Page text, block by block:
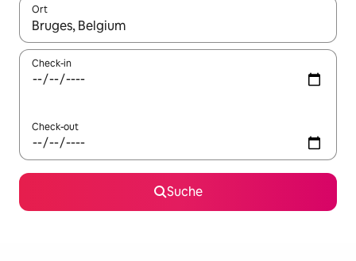
Ort
Wenn Ergebnisse verfügbar sind, navigiere mit den
Check-in
Check-out
Suche